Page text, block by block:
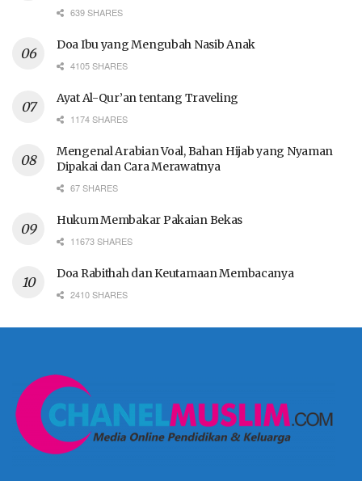
639 SHARES
Doa Ibu yang Mengubah Nasib Anak
4105 SHARES
Ayat Al-Qur’an tentang Traveling
1174 SHARES
Mengenal Arabian Voal, Bahan Hijab yang Nyaman
Dipakai dan Cara Merawatnya
67 SHARES
Hukum Membakar Pakaian Bekas
11673 SHARES
Doa Rabithah dan Keutamaan Membacanya
2410 SHARES